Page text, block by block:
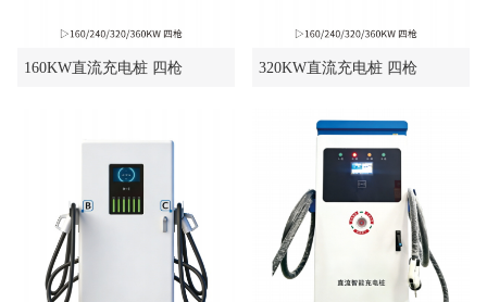
160KW直流充电桩 四枪 320KW直流充电桩 四枪